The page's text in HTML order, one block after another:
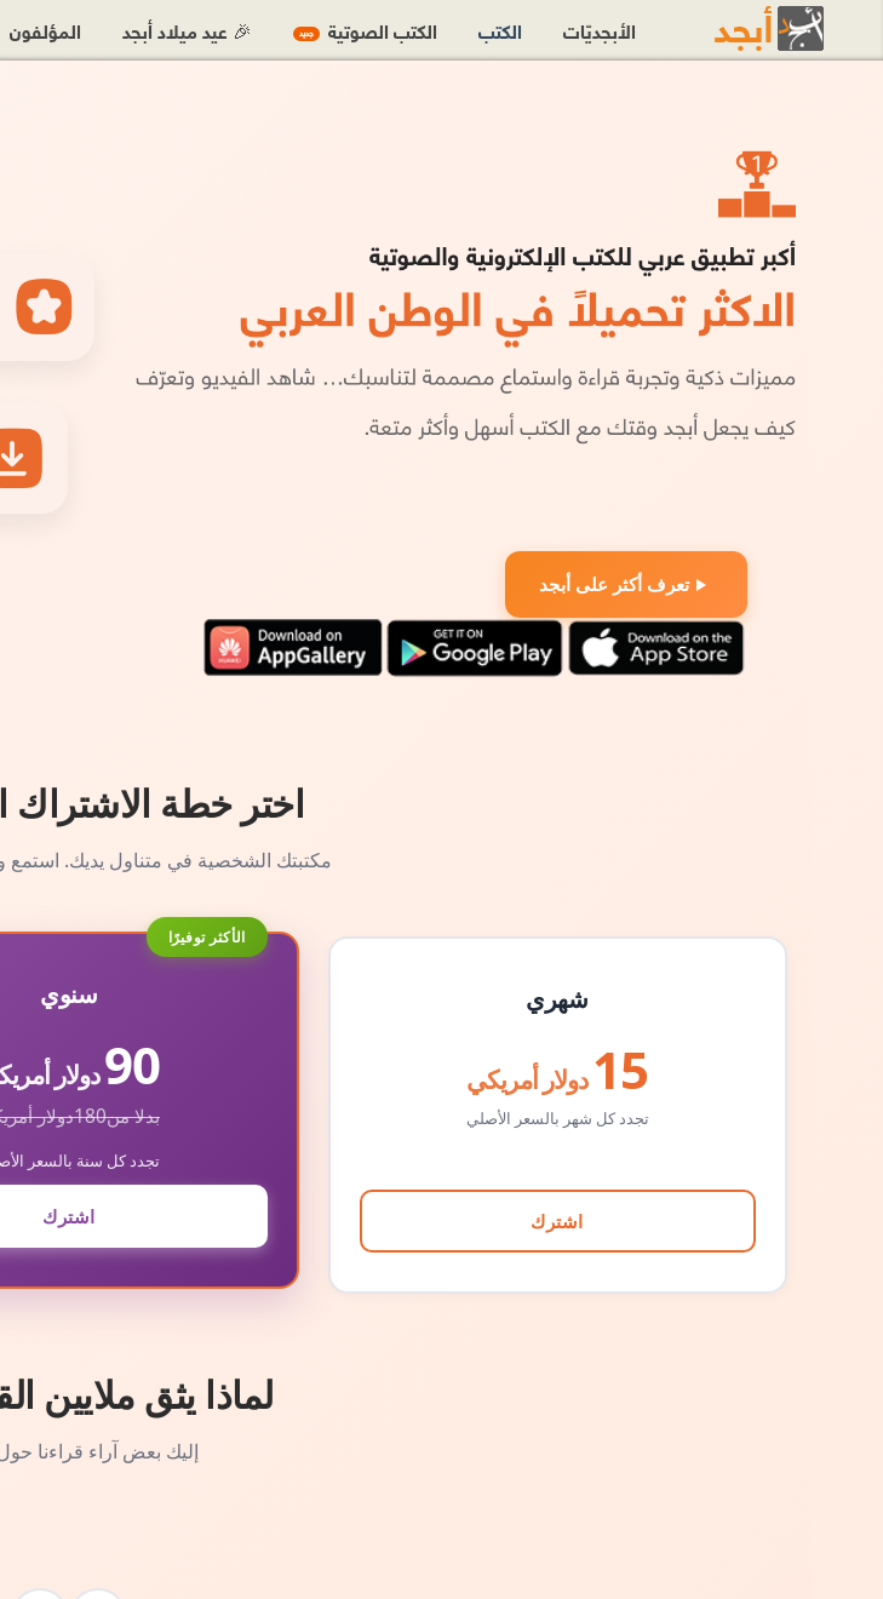
تعرف أكثر على أبجد
اختر خطة الاشتراك
مكتبتك الشخصية في متناول يديك. استمع
شهري
15 دولار أمريكي
تجدد كل شهر بالسعر الأصلي
اشترك
الأكثر توفيرًا
سنوي
90دولار
بدلا من180دولار
تجدد كل سنة بالسعر
اشترك
لماذا يثق ملايين
إليك بعض آراء قراءنا
الأبجديّات الكتب الكتب الصوتية جديد 🎉 عيد ميلاد أبجد المؤلفون